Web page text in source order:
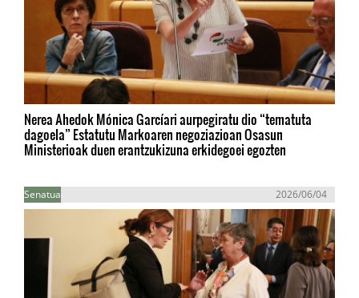
Nerea Ahedok Mónica Garcíari aurpegiratu dio “tematuta
dagoela” Estatutu Markoaren negoziazioan Osasun
Ministerioak duen erantzukizuna erkidegoei egozten
Senatua 2026/06/04